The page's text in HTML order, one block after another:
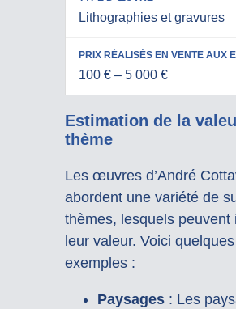
Lithographies et gravures
100 € – 5 000 €
Estimation de la
thème
Les œuvres d’André
abordent une variété de
thèmes, lesquels peuvent
leur valeur. Voici quelques
exemples :
Paysages: Les